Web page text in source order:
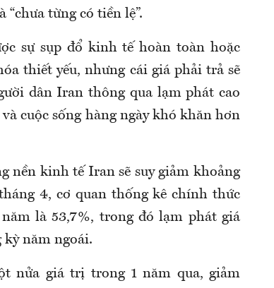
từng có tiền lệ”.
sự sụp đổ kinh tế hoàn toàn hoặc
thiết yếu, nhưng cái giá phải trả sẽ
dân Iran thông qua lạm phát cao
cuộc sống hàng ngày khó khăn hơn
nền kinh tế Iran sẽ suy giảm khoảng
4, cơ quan thống kê chính thức
là 53,7%, trong đó lạm phát giá
kỳ năm ngoái.
nửa giá trị trong 1 năm qua, giảm